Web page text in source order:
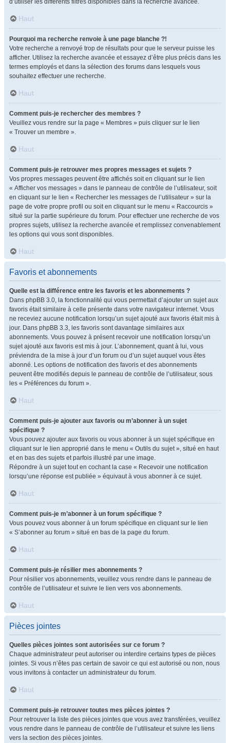
d’utiliser les différents filtres disponibles dans la recherche avancée.
Haut
Pourquoi ma recherche renvoie à une page blanche ?!
Votre recherche a renvoyé trop de résultats pour que le serveur puisse les
afficher. Utilisez la recherche avancée et essayez d’être plus précis dans les
termes employés et dans la sélection des forums dans lesquels vous
souhaitez effectuer une recherche.
Haut
Comment puis-je rechercher des membres ?
Veuillez vous rendre sur la page « Membres » puis cliquer sur le lien
« Trouver un membre ».
Haut
Comment puis-je retrouver mes propres messages et sujets ?
Vos propres messages peuvent être affichés soit en cliquant sur le lien
« Afficher vos messages » dans le panneau de contrôle de l’utilisateur, soit
en cliquant sur le lien « Rechercher les messages de l’utilisateur » sur la
page de votre propre profil ou soit en cliquant sur le menu « Raccourcis »
situé sur la partie supérieure du forum. Pour effectuer une recherche de vos
propres sujets, utilisez la recherche avancée et remplissez convenablement
les options qui vous sont disponibles.
Haut
Favoris et abonnements
Quelle est la différence entre les favoris et les abonnements ?
Dans phpBB 3.0, la fonctionnalité qui vous permettait d’ajouter un sujet aux
favoris était similaire à celle présente dans votre navigateur internet. Vous
ne receviez aucune notification lorsqu’un sujet ajouté aux favoris était mis à
jour. Dans phpBB 3.3, les favoris sont davantage similaires aux
abonnements. Vous pouvez à présent recevoir une notification lorsqu’un
sujet ajouté aux favoris est mis à jour. L’abonnement, quant à lui, vous
préviendra de la mise à jour d’un forum ou d’un sujet auquel vous êtes
abonné. Les options de notification des favoris et des abonnements
peuvent être modifiés depuis le panneau de contrôle de l’utilisateur, sous
les « Préférences du forum ».
Haut
Comment puis-je ajouter aux favoris ou m’abonner à un sujet
spécifique ?
Vous pouvez ajouter aux favoris ou vous abonner à un sujet spécifique en
cliquant sur le lien approprié dans le menu « Outils du sujet », situé en haut
et en bas des sujets et parfois illustré par une image.
Répondre à un sujet tout en cochant la case « Recevoir une notification
lorsqu’une réponse est publiée » équivaut à vous abonner à ce sujet.
Haut
Comment puis-je m’abonner à un forum spécifique ?
Vous pouvez vous abonner à un forum spécifique en cliquant sur le lien
« S’abonner au forum » situé en bas de la page du forum.
Haut
Comment puis-je résilier mes abonnements ?
Pour résilier vos abonnements, veuillez vous rendre dans le panneau de
contrôle de l’utilisateur et suivre le lien vers vos abonnements.
Haut
Pièces jointes
Quelles pièces jointes sont autorisées sur ce forum ?
Chaque administrateur peut autoriser ou interdire certains types de pièces
jointes. Si vous n’êtes pas certain de savoir ce qui est autorisé ou non, nous
vous invitons à contacter un administrateur du forum.
Haut
Comment puis-je retrouver toutes mes pièces jointes ?
Pour retrouver la liste des pièces jointes que vous avez transférées, veuillez
vous rendre dans le panneau de contrôle de l’utilisateur et suivre les liens
vers la section des pièces jointes.